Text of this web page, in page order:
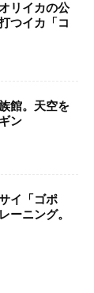
リイカの公
つイカ「コ
館。天空を
ン
イ「ゴポ
ーニング。